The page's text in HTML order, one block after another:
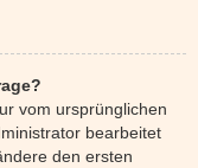
vom ursprünglichen
bearbeitet
den ersten